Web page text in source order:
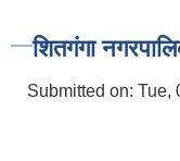
शितग‌ंगा
Submitted on: Tue,